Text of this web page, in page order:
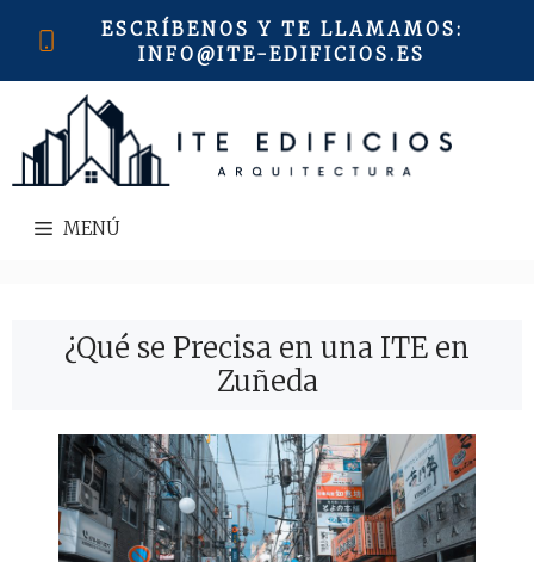
ESCRÍBENOS Y TE LLAMAMOS:
INFO@ITE-EDIFICIOS.ES
MENÚ
¿Qué se Precisa en una ITE en
Zuñeda